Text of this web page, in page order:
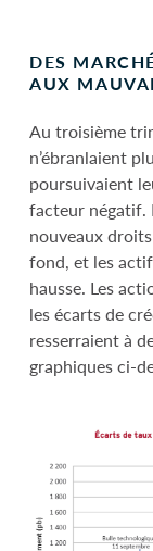
DES
AUX
Au troisième
n’ébranlaient
poursuivaient
facteur négatif.
nouveaux
fond, et les
hausse. Les
les écarts de
resserraient à
graphiques ci-